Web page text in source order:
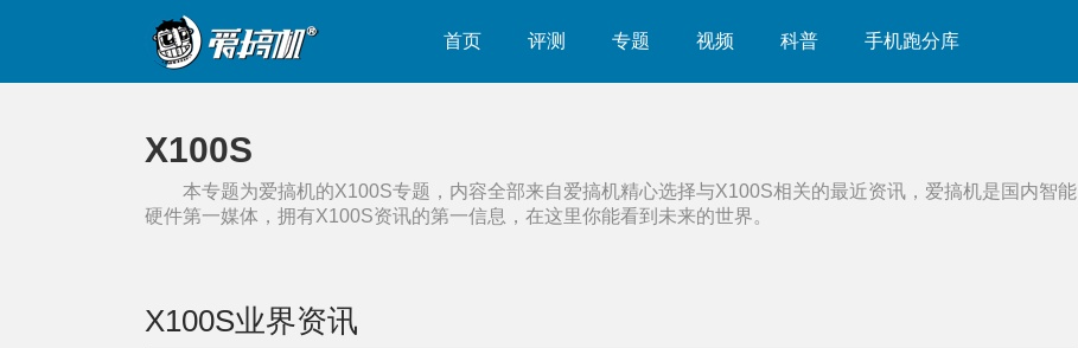
首页 评测 专题 视频 科普 手机跑分库
X100S
本专题为爱搞机的X100S专题，内容全部来自爱搞机精心选择与X100S相关的最近资讯，爱搞机是国内智能
硬件第一媒体，拥有X100S资讯的第一信息，在这里你能看到未来的世界。
X100S业界资讯